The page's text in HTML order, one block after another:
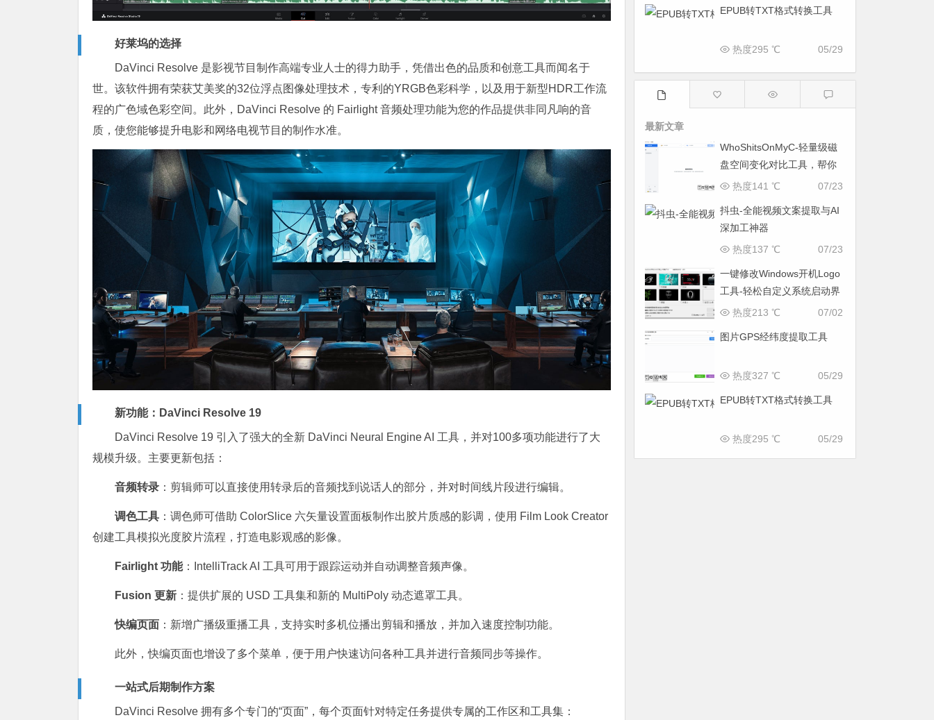
好莱坞的选择
DaVinci Resolve 是影视节目制作高端专业人士的得力助手，凭借出色的品质和创意工具而闻名于
世。该软件拥有荣获艾美奖的32位浮点图像处理技术，专利的YRGB色彩科学，以及用于新型HDR工作流
程的广色域色彩空间。此外，DaVinci Resolve 的 Fairlight 音频处理功能为您的作品提供非同凡响的音
质，使您能够提升电影和网络电视节目的制作水准。
新功能：DaVinci Resolve 19
DaVinci Resolve 19 引入了强大的全新 DaVinci Neural Engine AI 工具，并对100多项功能进行了大
规模升级。主要更新包括：
音频转录 ：剪辑师可以直接使用转录后的音频找到说话人的部分，并对时间线片段进行编辑。
调色工具 ：调色师可借助 ColorSlice 六矢量设置面板制作出胶片质感的影调，使用 Film Look Creator
创建工具模拟光度胶片流程，打造电影观感的影像。
Fairlight 功能：IntelliTrack AI 工具可用于跟踪运动并自动调整音频声像。
Fusion 更新 ：提供扩展的 USD 工具集和新的 MultiPoly 动态遮罩工具。
快编页面 ：新增广播级重播工具，支持实时多机位播出剪辑和播放，并加入速度控制功能。
此外，快编页面也增设了多个菜单，便于用户快速访问各种工具并进行音频同步等操作。
一站式后期制作方案
DaVinci Resolve 拥有多个专门的“页面”，每个页面针对特定任务提供专属的工作区和工具集：
EPUB转TXT格式转换工具
05/29
热度295 ℃
最新文章
WhoShitsOnMyC-轻量级磁
盘空间变化对比工具，帮你
找出“吃掉”空间的罪魁祸首
07/23
热度141 ℃
抖虫-全能视频文案提取与AI
深加工神器
07/23
热度137 ℃
一键修改Windows开机Logo
工具-轻松自定义系统启动界
面
07/02
热度213 ℃
图片GPS经纬度提取工具
05/29
热度327 ℃
EPUB转TXT格式转换工具
05/29
热度295 ℃